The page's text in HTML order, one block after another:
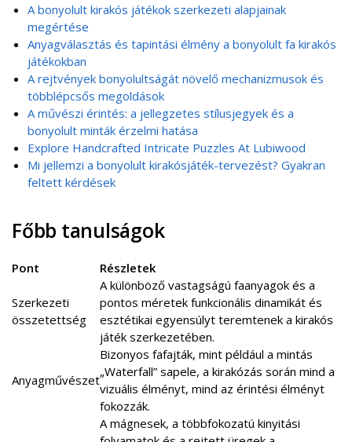
A bonyolult kirakós játékok szerkezeti alapjainak
megértése
Anyagválasztás és tapintási élmény a bonyolult fa kirakós
játékokban
A rejtvények bonyolultságát növelő mechanizmusok és
többlépcsős megoldások
A művészi érintés: a jellegzetes stílusjegyek és a
bonyolult minták érzelmi hatása
Explore Handcrafted Intricate Puzzles At Lubiwood
Mi jellemzi a bonyolult kirakósjáték-tervezést? Gyakran
feltett kérdések
Főbb tanulságok
Pont Részletek
Szerkezeti
összetettség
A különböző vastagságú faanyagok és a
pontos méretek funkcionális dinamikát és
esztétikai egyensúlyt teremtenek a kirakós
játék szerkezetében.
Anyagművészet
Bizonyos fafajták, mint például a mintás
„Waterfall” sapele, a kirakózás során mind a
vizuális élményt, mind az érintési élményt
fokozzák.
A mágnesek, a többfokozatú kinyitási